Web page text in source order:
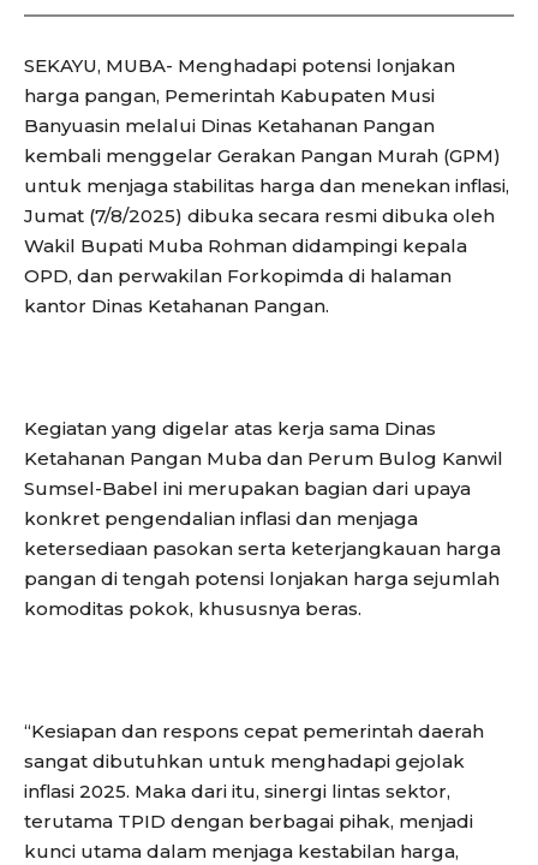
SEKAYU, MUBA- Menghadapi potensi lonjakan
harga pangan, Pemerintah Kabupaten Musi
Banyuasin melalui Dinas Ketahanan Pangan
kembali menggelar Gerakan Pangan Murah (GPM)
untuk menjaga stabilitas harga dan menekan inflasi,
Jumat (7/8/2025) dibuka secara resmi dibuka oleh
Wakil Bupati Muba Rohman didampingi kepala
OPD, dan perwakilan Forkopimda di halaman
kantor Dinas Ketahanan Pangan.
Kegiatan yang digelar atas kerja sama Dinas
Ketahanan Pangan Muba dan Perum Bulog Kanwil
Sumsel-Babel ini merupakan bagian dari upaya
konkret pengendalian inflasi dan menjaga
ketersediaan pasokan serta keterjangkauan harga
pangan di tengah potensi lonjakan harga sejumlah
komoditas pokok, khususnya beras.
“Kesiapan dan respons cepat pemerintah daerah
sangat dibutuhkan untuk menghadapi gejolak
inflasi 2025. Maka dari itu, sinergi lintas sektor,
terutama TPID dengan berbagai pihak, menjadi
kunci utama dalam menjaga kestabilan harga,